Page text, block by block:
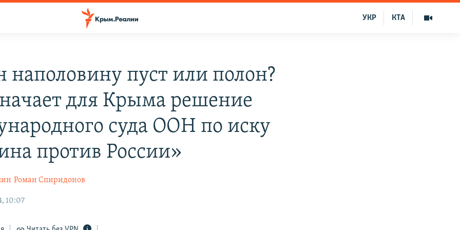
КТА
УКР
наполовину пуст или полон?
для Крыма решение
суда ООН по иску
против России»
Роман Спиридонов
10:07